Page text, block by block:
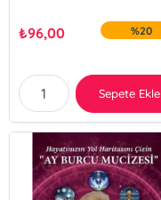
₺96,00 %20
Sepete Ekle